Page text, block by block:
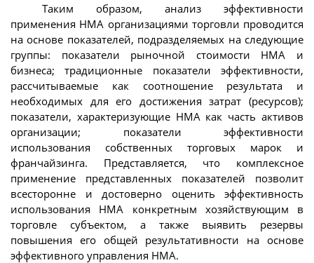
Таким образом, анализ эффективности
применения НМА организациями торговли проводится
на основе показателей, подразделяемых на следующие
группы: показатели рыночной стоимости НМА и
бизнеса; традиционные показатели эффективности,
рассчитываемые как соотношение результата и
необходимых для его достижения затрат (ресурсов);
показатели, характеризующие НМА как часть активов
организации; показатели эффективности
использования собственных торговых марок и
франчайзинга. Представляется, что комплексное
применение представленных показателей позволит
всесторонне и достоверно оценить эффективность
использования НМА конкретным хозяйствующим в
торговле субъектом, а также выявить резервы
повышения его общей результативности на основе
эффективного управления НМА.